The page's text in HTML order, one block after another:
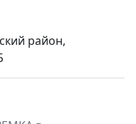
район,